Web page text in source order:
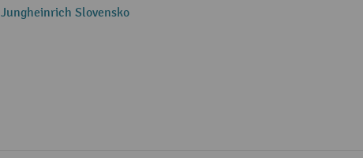
Jungheinrich Slovensko